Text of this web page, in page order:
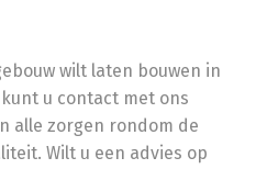
wilt laten bouwen in
u contact met ons
alle zorgen rondom de
Wilt u een advies op